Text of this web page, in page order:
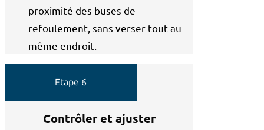
proximité des buses de
refoulement, sans verser tout au
même endroit.
Etape 6
Contrôler et ajuster